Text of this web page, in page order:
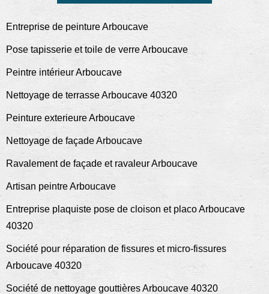
Entreprise de peinture Arboucave
Pose tapisserie et toile de verre Arboucave
Peintre intérieur Arboucave
Nettoyage de terrasse Arboucave 40320
Peinture exterieure Arboucave
Nettoyage de façade Arboucave
Ravalement de façade et ravaleur Arboucave
Artisan peintre Arboucave
Entreprise plaquiste pose de cloison et placo Arboucave
40320
Société pour réparation de fissures et micro-fissures
Arboucave 40320
Société de nettoyage gouttières Arboucave 40320